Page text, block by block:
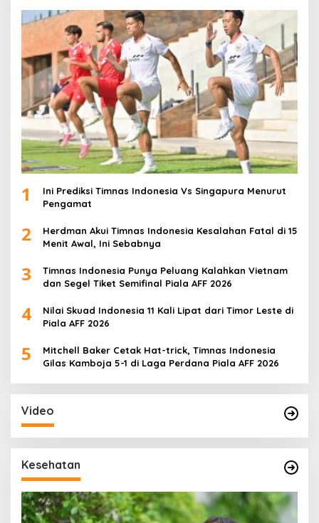
1
Ini Prediksi Timnas Indonesia Vs Singapura Menurut
Pengamat
2
Herdman Akui Timnas Indonesia Kesalahan Fatal di 15
Menit Awal, Ini Sebabnya
3
Timnas Indonesia Punya Peluang Kalahkan Vietnam
dan Segel Tiket Semifinal Piala AFF 2026
4
Nilai Skuad Indonesia 11 Kali Lipat dari Timor Leste di
Piala AFF 2026
5
Mitchell Baker Cetak Hat-trick, Timnas Indonesia
Gilas Kamboja 5-1 di Laga Perdana Piala AFF 2026
Video
Kesehatan